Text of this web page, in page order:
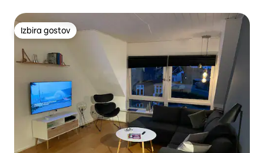
Izbira gostov
Izbira gostov